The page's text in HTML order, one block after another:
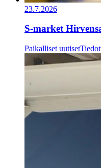
23.7.2026
S-market
Paikalliset uutiset